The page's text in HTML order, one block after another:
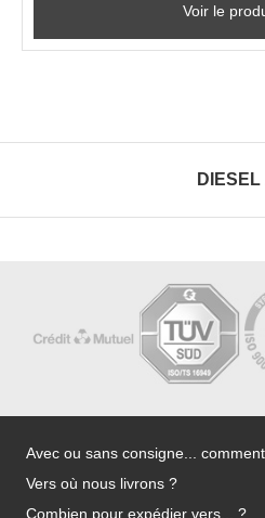
Voir le
DIESEL
Avec ou sans consigne...
Vers où nous livrons ?
Combien pour expédier vers... ?